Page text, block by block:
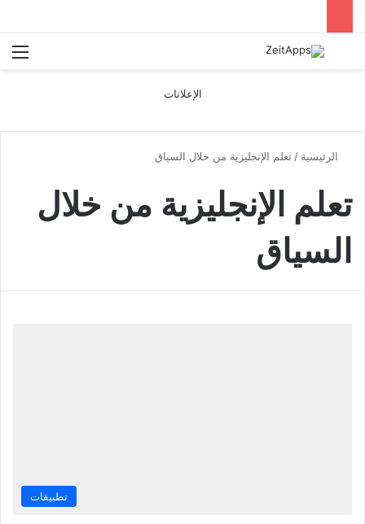
بحث عن
الإعلانات
الرئيسية / تعلم الإنجليزية من خلال السياق
تعلم الإنجليزية من خلال
السياق
تطبيقات